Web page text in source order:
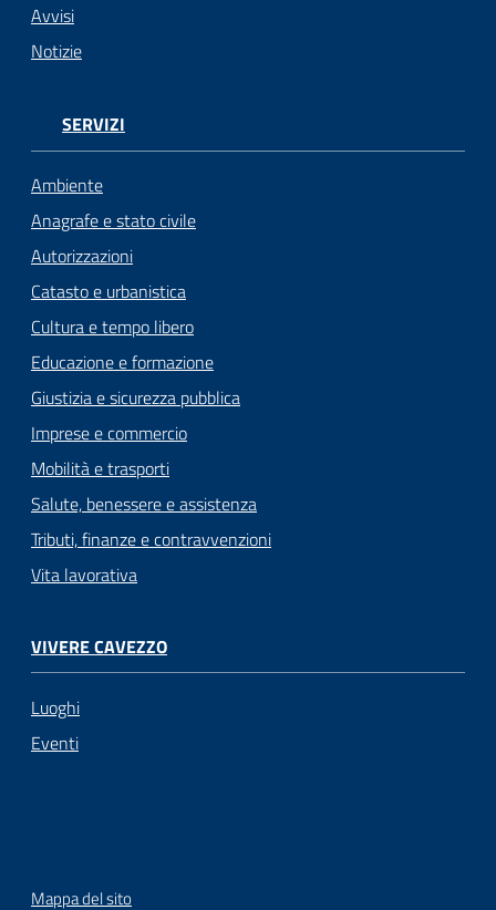
Avvisi
Notizie
SERVIZI
Ambiente
Anagrafe e stato civile
Autorizzazioni
Catasto e urbanistica
Cultura e tempo libero
Educazione e formazione
Giustizia e sicurezza pubblica
Imprese e commercio
Mobilità e trasporti
Salute, benessere e assistenza
Tributi, finanze e contravvenzioni
Vita lavorativa
VIVERE CAVEZZO
Luoghi
Eventi
Mappa del sito